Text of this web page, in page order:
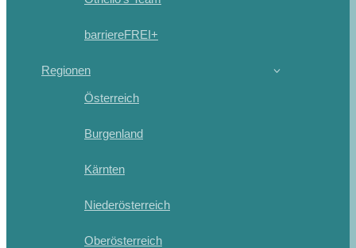
barriereFREI+
Regionen
Österreich
Burgenland
Kärnten
Niederösterreich
Oberösterreich